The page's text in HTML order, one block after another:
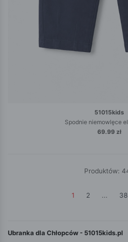
51015kids
Spodnie niemowlęce
69.99 zł
Produktów:
1 2 ... 38
Ubranka dla Chłopców - 51015kids.pl